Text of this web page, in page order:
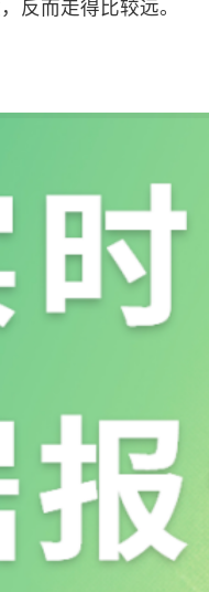
反而走得比较远。